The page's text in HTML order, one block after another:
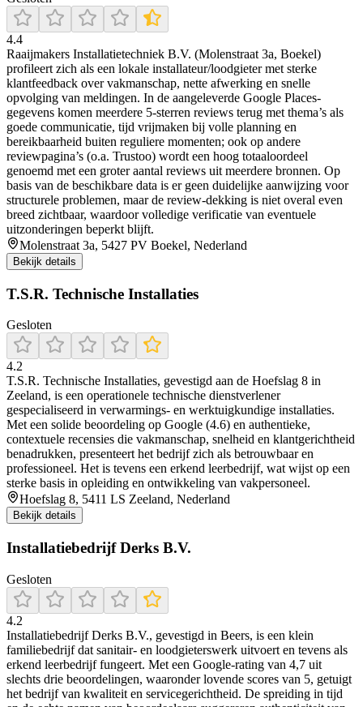
4.4
Raaijmakers Installatietechniek B.V. (Molenstraat 3a, Boekel)
profileert zich als een lokale installateur/loodgieter met sterke
klantfeedback over vakmanschap, nette afwerking en snelle
opvolging van meldingen. In de aangeleverde Google Places-
gegevens komen meerdere 5-sterren reviews terug met thema’s als
goede communicatie, tijd vrijmaken bij volle planning en
bereikbaarheid buiten reguliere momenten; ook op andere
reviewpagina’s (o.a. Trustoo) wordt een hoog totaaloordeel
genoemd met een groter aantal reviews uit meerdere bronnen. Op
basis van de beschikbare data is er geen duidelijke aanwijzing voor
structurele problemen, maar de review-dekking is niet overal even
breed zichtbaar, waardoor volledige verificatie van eventuele
uitzonderingen beperkt blijft.
Molenstraat 3a, 5427 PV Boekel, Nederland
Bekijk details
T.S.R. Technische Installaties
Gesloten
4.2
T.S.R. Technische Installaties, gevestigd aan de Hoefslag 8 in
Zeeland, is een operationele technische dienstverlener
gespecialiseerd in verwarmings- en werktuigkundige installaties.
Met een solide beoordeling op Google (4.6) en authentieke,
contextuele recensies die vakmanschap, snelheid en klantgerichtheid
benadrukken, presenteert het bedrijf zich als betrouwbaar en
professioneel. Het is tevens een erkend leerbedrijf, wat wijst op een
sterke basis in opleiding en ontwikkeling van vakpersoneel.
Hoefslag 8, 5411 LS Zeeland, Nederland
Bekijk details
Installatiebedrijf Derks B.V.
Gesloten
4.2
Installatiebedrijf Derks B.V., gevestigd in Beers, is een klein
familiebedrijf dat sanitair- en loodgieterswerk uitvoert en tevens als
erkend leerbedrijf fungeert. Met een Google-rating van 4,7 uit
slechts drie beoordelingen, waaronder lovende scores van 5, getuigt
het bedrijf van kwaliteit en servicegerichtheid. De spreiding in tijd